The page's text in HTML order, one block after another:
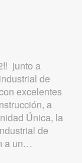
junto a
de
excelentes
a
Única, la
de
a un…